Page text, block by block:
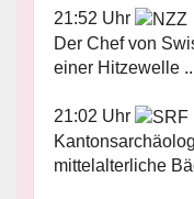
21:52 Uhr
Der Chef von
einer Hitzewelle
21:02 Uhr
mittelalterliche